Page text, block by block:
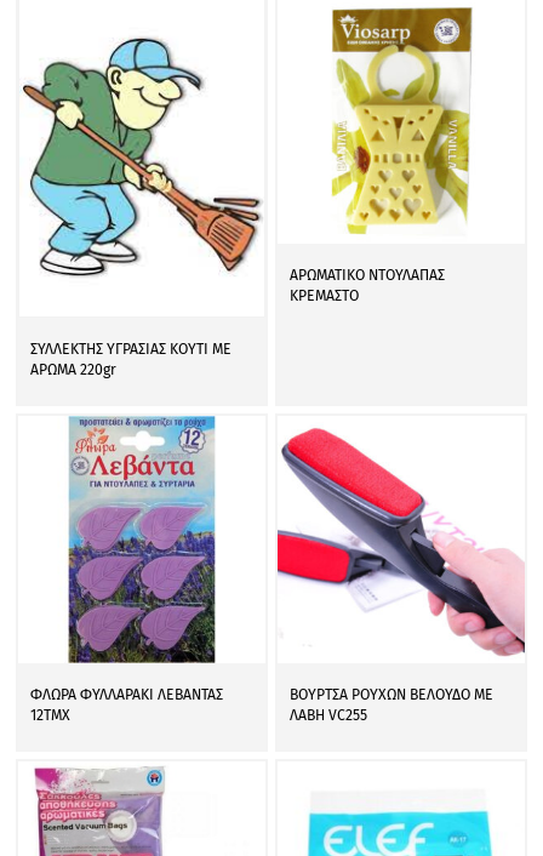
ΣΥΛΛΕΚΤΗΣ ΥΓΡΑΣΙΑΣ ΚΟΥΤΙ ΜΕ
ΑΡΩΜΑ 220gr
ΑΡΩΜΑΤΙΚΟ ΝΤΟΥΛΑΠΑΣ
ΚΡΕΜΑΣΤΟ
ΦΛΩΡΑ ΦΥΛΛΑΡΑΚΙ ΛΕΒΑΝΤΑΣ
12ΤΜΧ
ΒΟΥΡΤΣΑ ΡΟΥΧΩΝ ΒΕΛΟΥΔΟ ΜΕ
ΛΑΒΗ VC255